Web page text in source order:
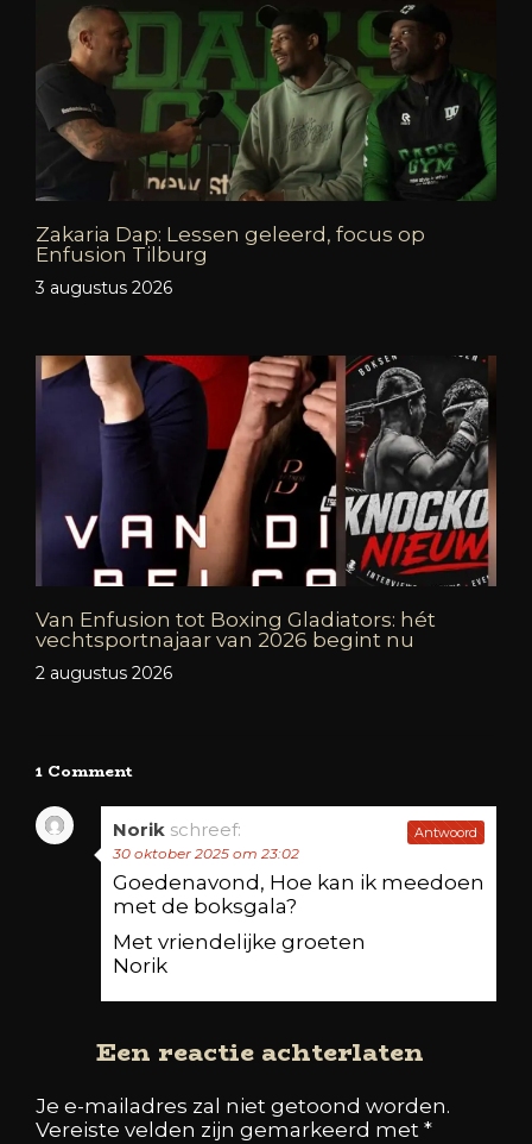
Zakaria Dap: Lessen geleerd, focus op
Enfusion Tilburg
3 augustus 2026
Van Enfusion tot Boxing Gladiators: hét
vechtsportnajaar van 2026 begint nu
2 augustus 2026
1 Comment
Norik schreef:
30 oktober 2025 om 23:02
Goedenavond, Hoe kan ik meedoen
met de boksgala?
Met vriendelijke groeten
Norik
Antwoord
Een reactie achterlaten
Je e-mailadres zal niet getoond worden.
Vereiste velden zijn gemarkeerd met *